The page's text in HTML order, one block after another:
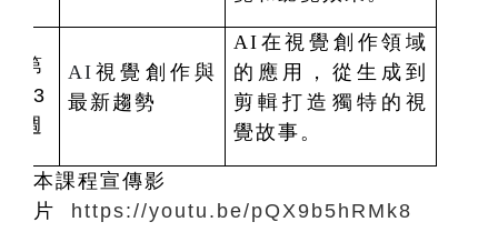
第
13
週
AI 視覺創作與
最新趨勢
AI在視覺創作領域
的應用，從生成到
剪輯打造獨特的視
覺故事。
本課程宣傳影
片 https://youtu.be/pQX9b5hRMk8